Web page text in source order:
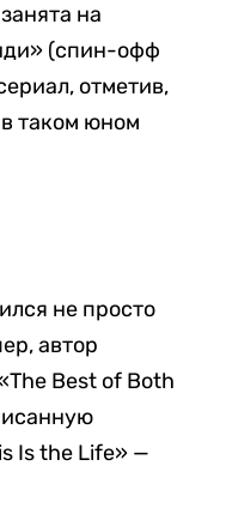
на
(спин-офф
отметив,
таком юном
не просто
автор
Best of Both
Is the Life» —